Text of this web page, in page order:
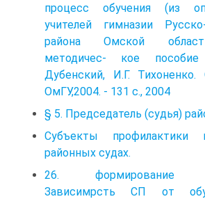
процесс обучения (из
учителей гимназии
района Омской
методичес- кое
Дубенский, И.Г.
ОмГУ,2004. - 131 с., 2004
§ 5. Председатель (судья)
Субъекты профилактики
районных судах.
26. формирование
Зависимрсть СП от